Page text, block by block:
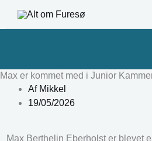
Max er kommet med i Junior
AfMikkel
19/05/2026
Max Berthelin Eberholst er blevet